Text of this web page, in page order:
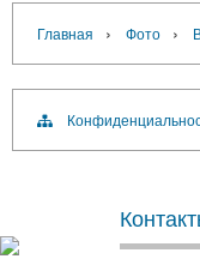
Главная › Фото ›